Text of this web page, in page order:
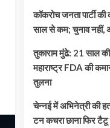
कॉकरोच जनता पार्टी
साल से कम; चुनाव नहीं,
तुकाराम मुंढे: 21 साल
महाराष्ट्र FDA की
तुलना
चेन्नई में अभिनेत्री की
टन कचरा छाना फिर